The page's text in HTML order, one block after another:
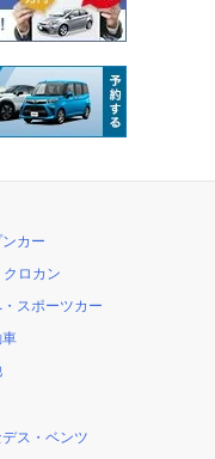
カー
ロカン
スポーツカー
デス・ベンツ